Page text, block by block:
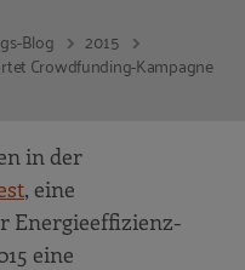
Blog
2015
Crowdfunding-Kampagne
in der
, eine
Energieeffizienz-
eine